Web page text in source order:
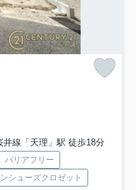
井線「天理」駅 徒歩18分
バリアフリー
シューズクロゼット